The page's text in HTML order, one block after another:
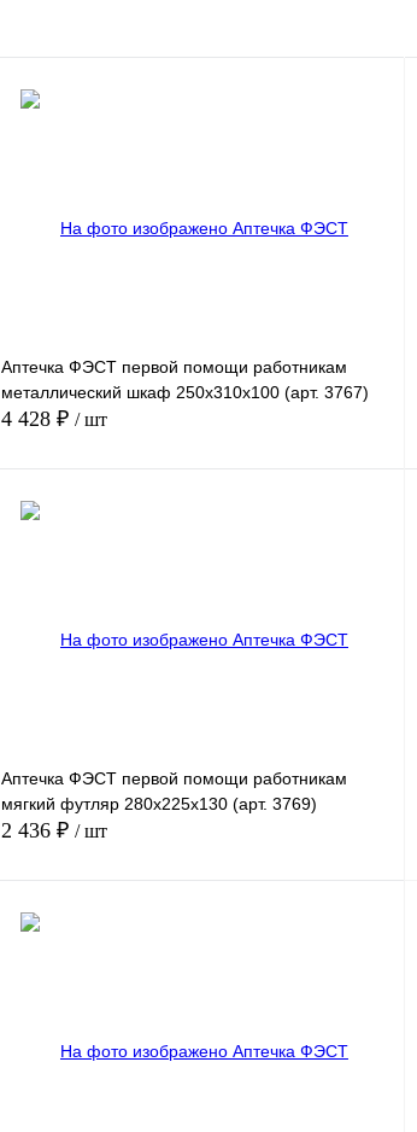
Аптечка ФЭСТ первой помощи работникам
металлический шкаф 250х310х100 (арт. 3767)
4 428 ₽ / шт
В избранное
В
Аптечка ФЭСТ первой помощи работникам
мягкий футляр 280х225х130 (арт. 3769)
2 436 ₽ / шт
В избранное
В